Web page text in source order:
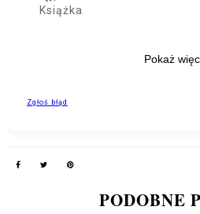
PODOBNE